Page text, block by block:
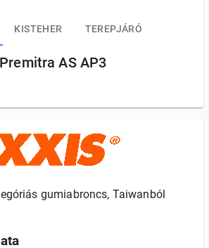
KISTEHER TEREPJÁRÓ
AS AP3
gumiabroncs, Taiwanból